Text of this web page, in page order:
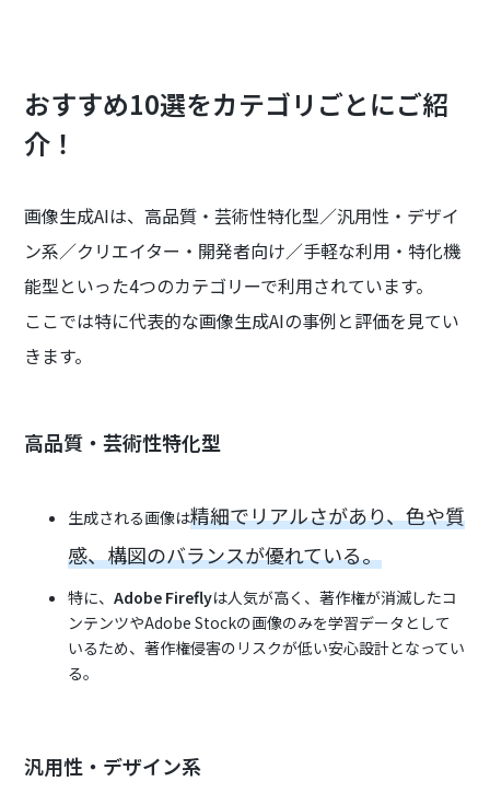
おすすめ10選をカテゴリごとにご紹
介！
画像生成AIは、高品質・芸術性特化型／汎用性・デザイ
ン系／クリエイター・開発者向け／手軽な利用・特化機
能型といった4つのカテゴリーで利用されています。
ここでは特に代表的な画像生成AIの事例と評価を見てい
きます。
高品質・芸術性特化型
生成される画像は精細でリアルさがあり、色や質
感、構図のバランスが優れている。
特に、Adobe Fireflyは人気が高く、著作権が消滅したコ
ンテンツやAdobe Stockの画像のみを学習データとして
いるため、著作権侵害のリスクが低い安心設計となってい
る。
汎用性・デザイン系